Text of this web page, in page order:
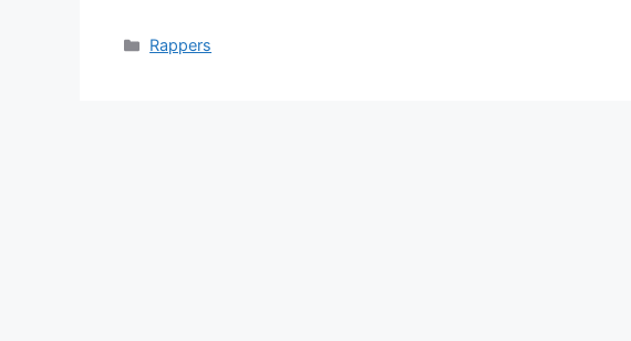
Categories
Rappers